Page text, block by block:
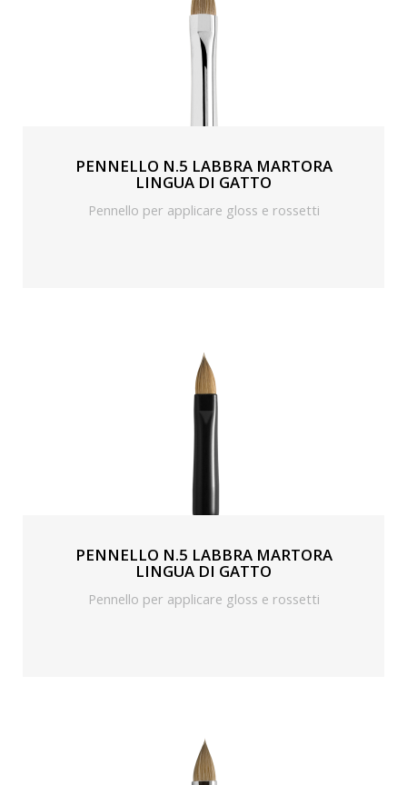
PENNELLO N.5 LABBRA MARTORA
LINGUA DI GATTO
Pennello per applicare gloss e rossetti
PENNELLO N.5 LABBRA MARTORA
LINGUA DI GATTO
Pennello per applicare gloss e rossetti